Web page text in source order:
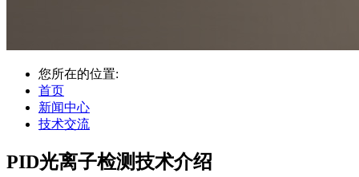
您所在的位置:
首页
新闻中心
技术交流
PID光离子检测技术介绍